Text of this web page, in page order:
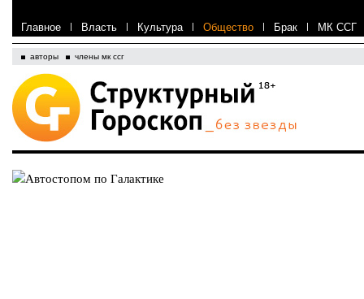
Главное | Власть | Культура | Общество | Брак | МК ССГ
авторы члены мк ссг